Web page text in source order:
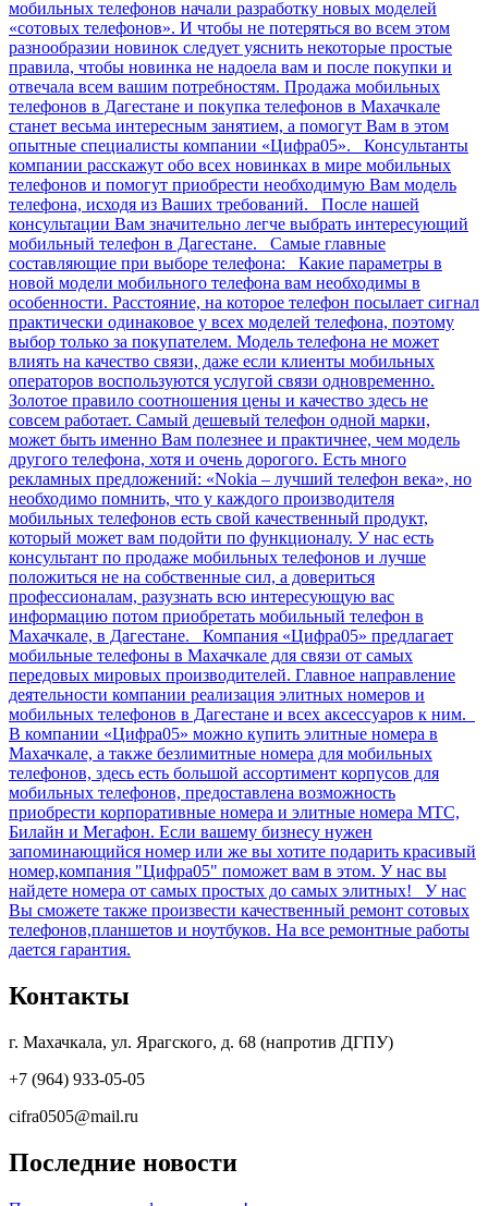
мобильных телефонов начали разработку новых моделей
«сотовых телефонов». И чтобы не потеряться во всем этом
разнообразии новинок следует уяснить некоторые простые
правила, чтобы новинка не надоела вам и после покупки и
отвечала всем вашим потребностям. Продажа мобильных
телефонов в Дагестане и покупка телефонов в Махачкале
станет весьма интересным занятием, а помогут Вам в этом
опытные специалисты компании «Цифра05». Консультанты
компании расскажут обо всех новинках в мире мобильных
телефонов и помогут приобрести необходимую Вам модель
телефона, исходя из Ваших требований. После нашей
консультации Вам значительно легче выбрать интересующий
мобильный телефон в Дагестане. Самые главные
составляющие при выборе телефона: Какие параметры в
новой модели мобильного телефона вам необходимы в
особенности. Расстояние, на которое телефон посылает сигнал
практически одинаковое у всех моделей телефона, поэтому
выбор только за покупателем. Модель телефона не может
влиять на качество связи, даже если клиенты мобильных
операторов воспользуются услугой связи одновременно.
Золотое правило соотношения цены и качество здесь не
совсем работает. Самый дешевый телефон одной марки,
может быть именно Вам полезнее и практичнее, чем модель
другого телефона, хотя и очень дорогого. Есть много
рекламных предложений: «Nokia – лучший телефон века», но
необходимо помнить, что у каждого производителя
мобильных телефонов есть свой качественный продукт,
который может вам подойти по функционалу. У нас есть
консультант по продаже мобильных телефонов и лучше
положиться не на собственные сил, а довериться
профессионалам, разузнать всю интересующую вас
информацию потом приобретать мобильный телефон в
Махачкале, в Дагестане. Компания «Цифра05» предлагает
мобильные телефоны в Махачкале для связи от самых
передовых мировых производителей. Главное направление
деятельности компании реализация элитных номеров и
мобильных телефонов в Дагестане и всех аксессуаров к ним.
В компании «Цифра05» можно купить элитные номера в
Махачкале, а также безлимитные номера для мобильных
телефонов, здесь есть большой ассортимент корпусов для
мобильных телефонов, предоставлена возможность
приобрести корпоративные номера и элитные номера МТС,
Билайн и Мегафон. Если вашему бизнесу нужен
запоминающийся номер или же вы хотите подарить красивый
номер,компания "Цифра05" поможет вам в этом. У нас вы
найдете номера от самых простых до самых элитных! У нас
Вы сможете также произвести качественный ремонт сотовых
телефонов,планшетов и ноутбуков. На все ремонтные работы
дается гарантия.
Контакты
г. Махачкала, ул. Ярагского, д. 68 (напротив ДГПУ)
+7 (964) 933-05-05
cifra0505@mail.ru
Последние новости